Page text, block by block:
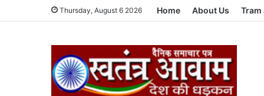
Thursday, August 6 2026 Home About Us